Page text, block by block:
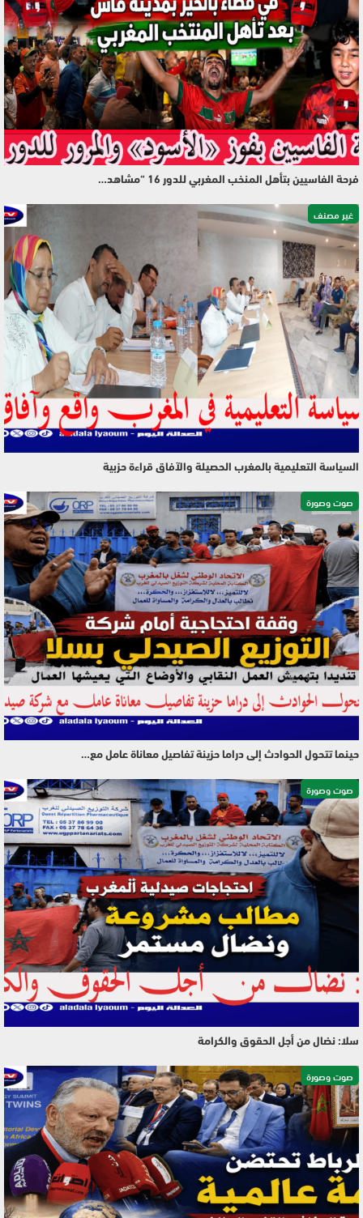
فرحة الفاسيين بتأهل المنخب المغربي للدور 16 “مشاهد…
غير مصنف
السياسة التعليمية بالمغرب الحصيلة والآفاق قراءة حزبية
صوت وصورة
حينما تتحول الحوادث إلى دراما حزينة تفاصيل معاناة عامل مع…
صوت وصورة
سلا: نضال من أجل الحقوق والكرامة
صوت وصورة